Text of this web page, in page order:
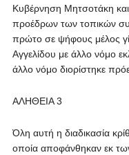
Κυβέρνηση Μητσοτάκη
προέδρων των τοπικών
πρώτο σε ψήφους μέλος
Αγγελίδου με άλλο νόμο
άλλο νόμο διορίστηκε
ΑΛΗΘΕΙΑ 3
Όλη αυτή η διαδικασία
οποία αποφάνθηκαν εκ